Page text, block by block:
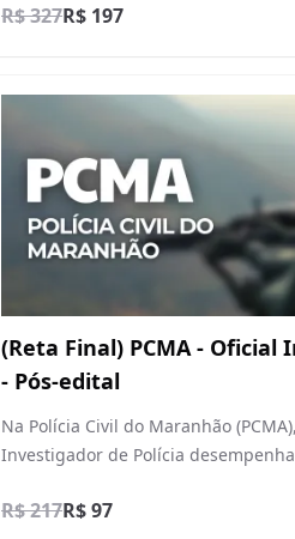
R$ 327R$ 197
(Reta Final) PCMA - Oficial
- Pós-edital
Na Polícia Civil do Maranhão
Investigador de Polícia
R$ 217R$ 97